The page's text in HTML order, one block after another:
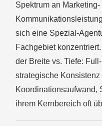
Spektrum an Marketing-
sich eine Spezial-
Fachgebiet
der Breite vs. Tiefe:
strategische
Koordinationsaufwand,
ihrem Kernbereich oft